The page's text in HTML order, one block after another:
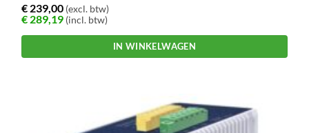
€ 239,00 (excl. btw)
€ 289,19 (incl. btw)
IN WINKELWAGEN